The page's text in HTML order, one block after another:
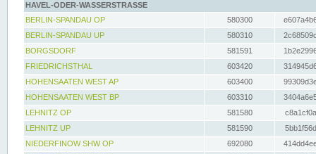
HAVEL-ODER-WASSERSTRASSE
BERLIN-SPANDAU OP
580300
BERLIN-SPANDAU UP
580310
BORGSDORF
581591
FRIEDRICHSTHAL
603420
HOHENSAATEN WEST AP
603400
HOHENSAATEN WEST BP
603310
LEHNITZ OP
581580
LEHNITZ UP
581590
NIEDERFINOW SHW OP
692080